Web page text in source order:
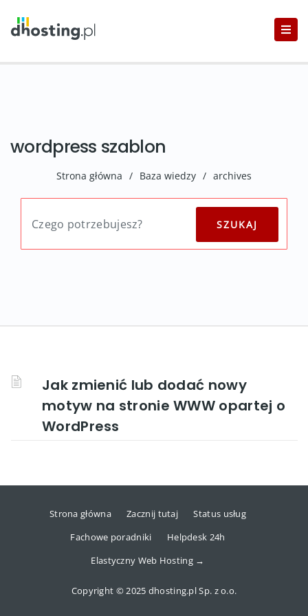
wordpress szablon
Strona główna / Baza wiedzy / archives
Jak zmienić lub dodać nowy
motyw na stronie WWW opartej o
WordPress
Strona główna Zacznij tutaj
Status usług
Fachowe poradniki
Helpdesk 24h
Elastyczny Web Hosting →
Copyright © 2025 dhosting.pl Sp. z o.o.